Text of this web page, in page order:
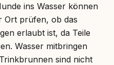
ins Wasser können
Ort prüfen, ob das
erlaubt ist, da Teile
Wasser mitbringen
sind nicht